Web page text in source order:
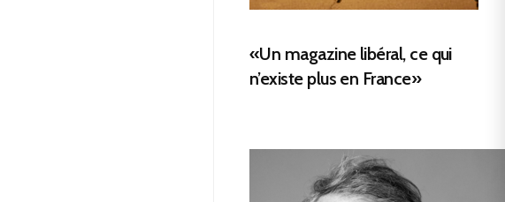
«Un magazine libéral, ce qui
n’existe plus en France»